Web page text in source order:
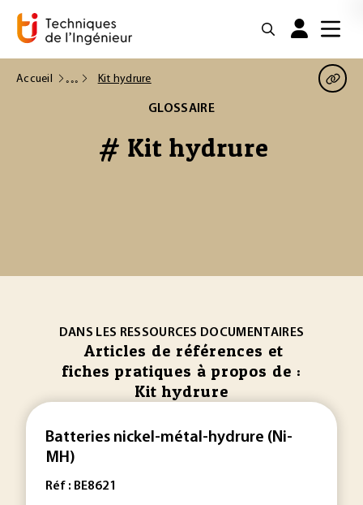
Accueil Kit hydrure
GLOSSAIRE
# Kit hydrure
DANS LES RESSOURCES DOCUMENTAIRES
Articles de références et
fiches pratiques à propos de :
Kit hydrure
Batteries nickel-métal-hydrure (Ni-
MH)
Réf : BE8621